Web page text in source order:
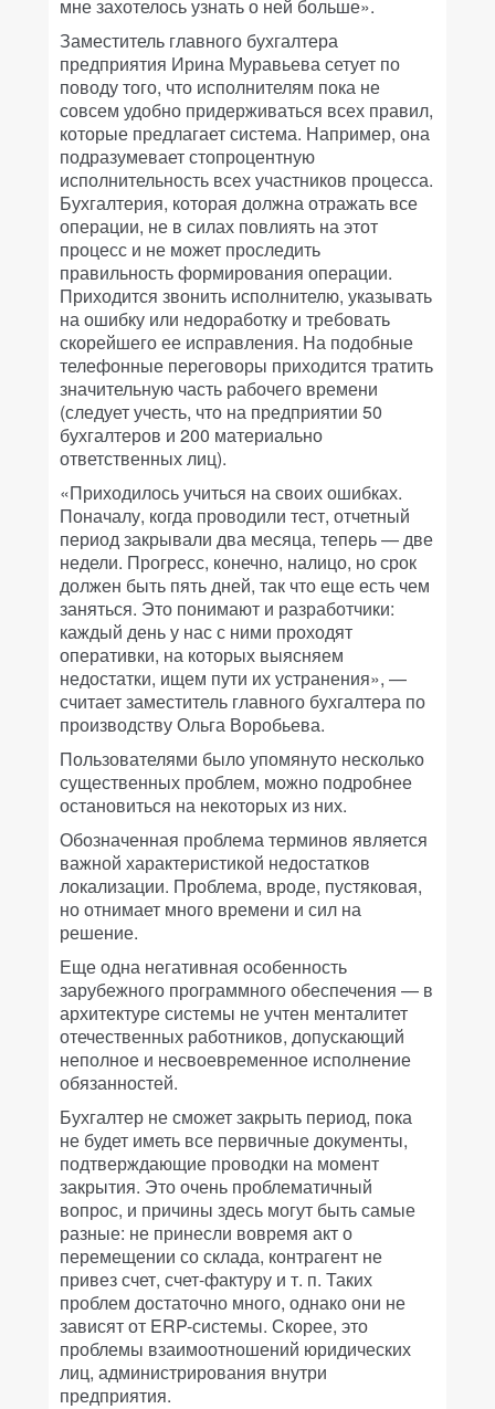
мне захотелось узнать о ней больше».
Заместитель главного бухгалтера
предприятия Ирина Муравьева сетует по
поводу того, что исполнителям пока не
совсем удобно придерживаться всех правил,
которые предлагает система. Например, она
подразумевает стопроцентную
исполнительность всех участников процесса.
Бухгалтерия, которая должна отражать все
операции, не в силах повлиять на этот
процесс и не может проследить
правильность формирования операции.
Приходится звонить исполнителю, указывать
на ошибку или недоработку и требовать
скорейшего ее исправления. На подобные
телефонные переговоры приходится тратить
значительную часть рабочего времени
(следует учесть, что на предприятии 50
бухгалтеров и 200 материально
ответственных лиц).
«Приходилось учиться на своих ошибках.
Поначалу, когда проводили тест, отчетный
период закрывали два месяца, теперь — две
недели. Прогресс, конечно, налицо, но срок
должен быть пять дней, так что еще есть чем
заняться. Это понимают и разработчики:
каждый день у нас с ними проходят
оперативки, на которых выясняем
недостатки, ищем пути их устранения», —
считает заместитель главного бухгалтера по
производству Ольга Воробьева.
Пользователями было упомянуто несколько
существенных проблем, можно подробнее
остановиться на некоторых из них.
Обозначенная проблема терминов является
важной характеристикой недостатков
локализации. Проблема, вроде, пустяковая,
но отнимает много времени и сил на
решение.
Еще одна негативная особенность
зарубежного программного обеспечения — в
архитектуре системы не учтен менталитет
отечественных работников, допускающий
неполное и несвоевременное исполнение
обязанностей.
Бухгалтер не сможет закрыть период, пока
не будет иметь все первичные документы,
подтверждающие проводки на момент
закрытия. Это очень проблематичный
вопрос, и причины здесь могут быть самые
разные: не принесли вовремя акт о
перемещении со склада, контрагент не
привез счет, счет-фактуру и т. п. Таких
проблем достаточно много, однако они не
зависят от ERP-системы. Скорее, это
проблемы взаимоотношений юридических
лиц, администрирования внутри
предприятия.